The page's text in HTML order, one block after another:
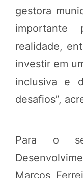
gestora
importante
realidade,
investir em
inclusiva e
desafios”,
Para o
Marcos